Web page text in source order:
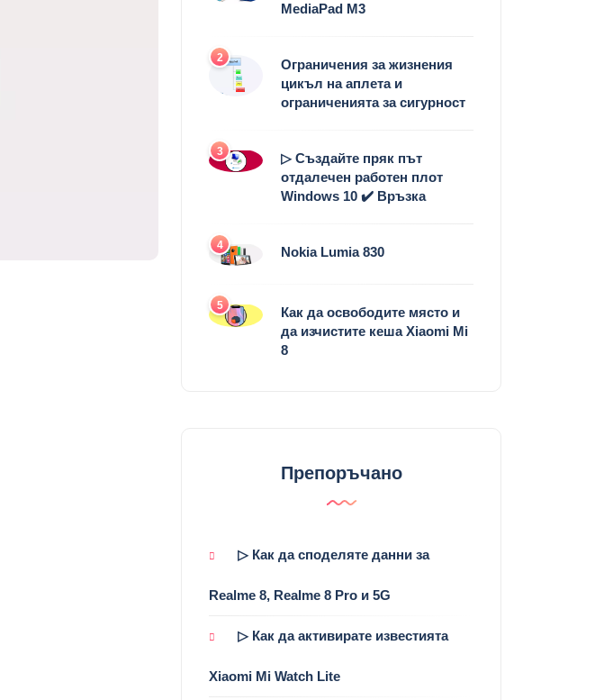
MediaPad M3
2
Ограничения за жизнения
цикъл на аплета и
ограниченията за сигурност
3
▷ Създайте пряк път
отдалечен работен плот
Windows 10 ✔️ Връзка
4 Nokia Lumia 830
5
Как да освободите място и
да изчистите кеша Xiaomi Mi
8
Препоръчано
▷ Как да споделяте данни за
Realme 8, Realme 8 Pro и 5G
▷ Как да активирате известията
Xiaomi Mi Watch Lite